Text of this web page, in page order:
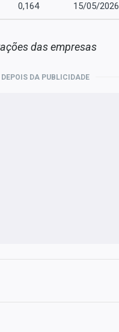
0,164 15/05/2026
das empresas
DA PUBLICIDADE